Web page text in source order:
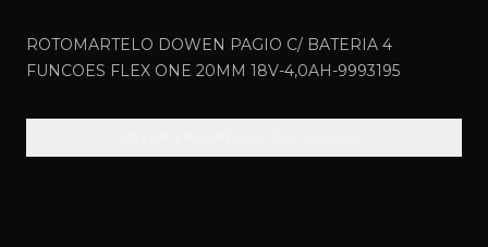
ROTOMARTELO DOWEN PAGIO C/ BATERIA 4
FUNCOES FLEX ONE 20MM 18V-4,0AH-9993195